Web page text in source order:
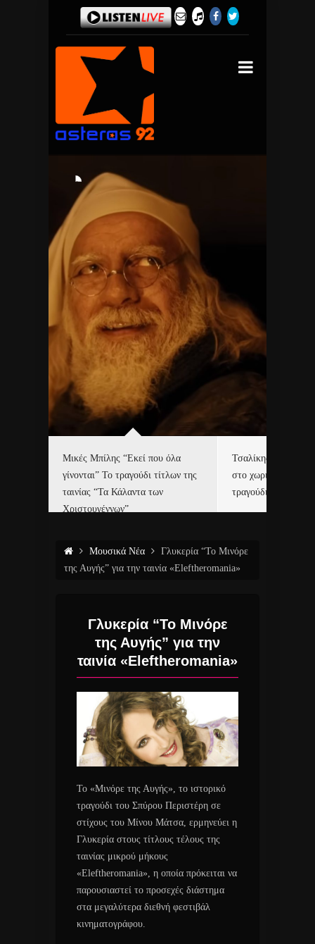
Μικές Μπίλης “Εκεί που όλα
γίνονται” Το τραγούδι τίτλων της
ταινίας “Τα Κάλαντα των
Χριστουγέννων”
Τσαλίκης,
στο χωριό του Άι
τραγούδι και video
Μουσικά Νέα
Γλυκερία “Το Μινόρε
της Αυγής” για την ταινία «Eleftheromania»
Γλυκερία “Το Μινόρε
της Αυγής” για την
ταινία «Eleftheromania»
Το «Μινόρε της Αυγής», το ιστορικό
τραγούδι του Σπύρου Περιστέρη σε
στίχους του Μίνου Μάτσα, ερμηνεύει η
Γλυκερία στους τίτλους τέλους της
ταινίας μικρού μήκους
«Eleftheromania», η οποία πρόκειται να
παρουσιαστεί το προσεχές διάστημα
στα μεγαλύτερα διεθνή φεστιβάλ
κινηματογράφου.